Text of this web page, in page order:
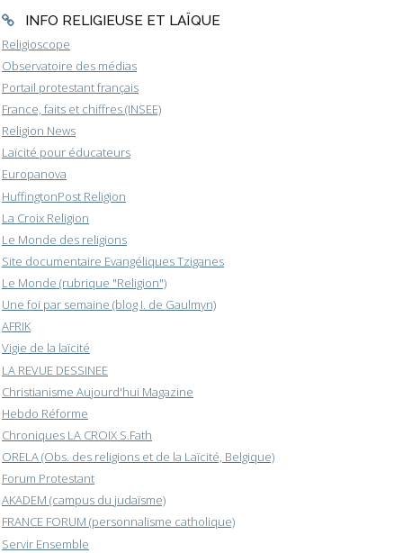
INFO RELIGIEUSE ET LAÏQUE
Religioscope
Observatoire des médias
Portail protestant français
France, faits et chiffres (INSEE)
Religion News
Laïcité pour éducateurs
Europanova
HuffingtonPost Religion
La Croix Religion
Le Monde des religions
Site documentaire Evangéliques Tziganes
Le Monde (rubrique "Religion")
Une foi par semaine (blog I. de Gaulmyn)
AFRIK
Vigie de la laïcité
LA REVUE DESSINEE
Christianisme Aujourd'hui Magazine
Hebdo Réforme
Chroniques LA CROIX S.Fath
ORELA (Obs. des religions et de la Laïcité, Belgique)
Forum Protestant
AKADEM (campus du judaïsme)
FRANCE FORUM (personnalisme catholique)
Servir Ensemble